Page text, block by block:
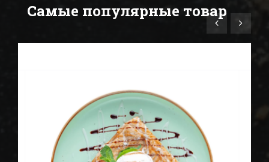
Самые популярные товар